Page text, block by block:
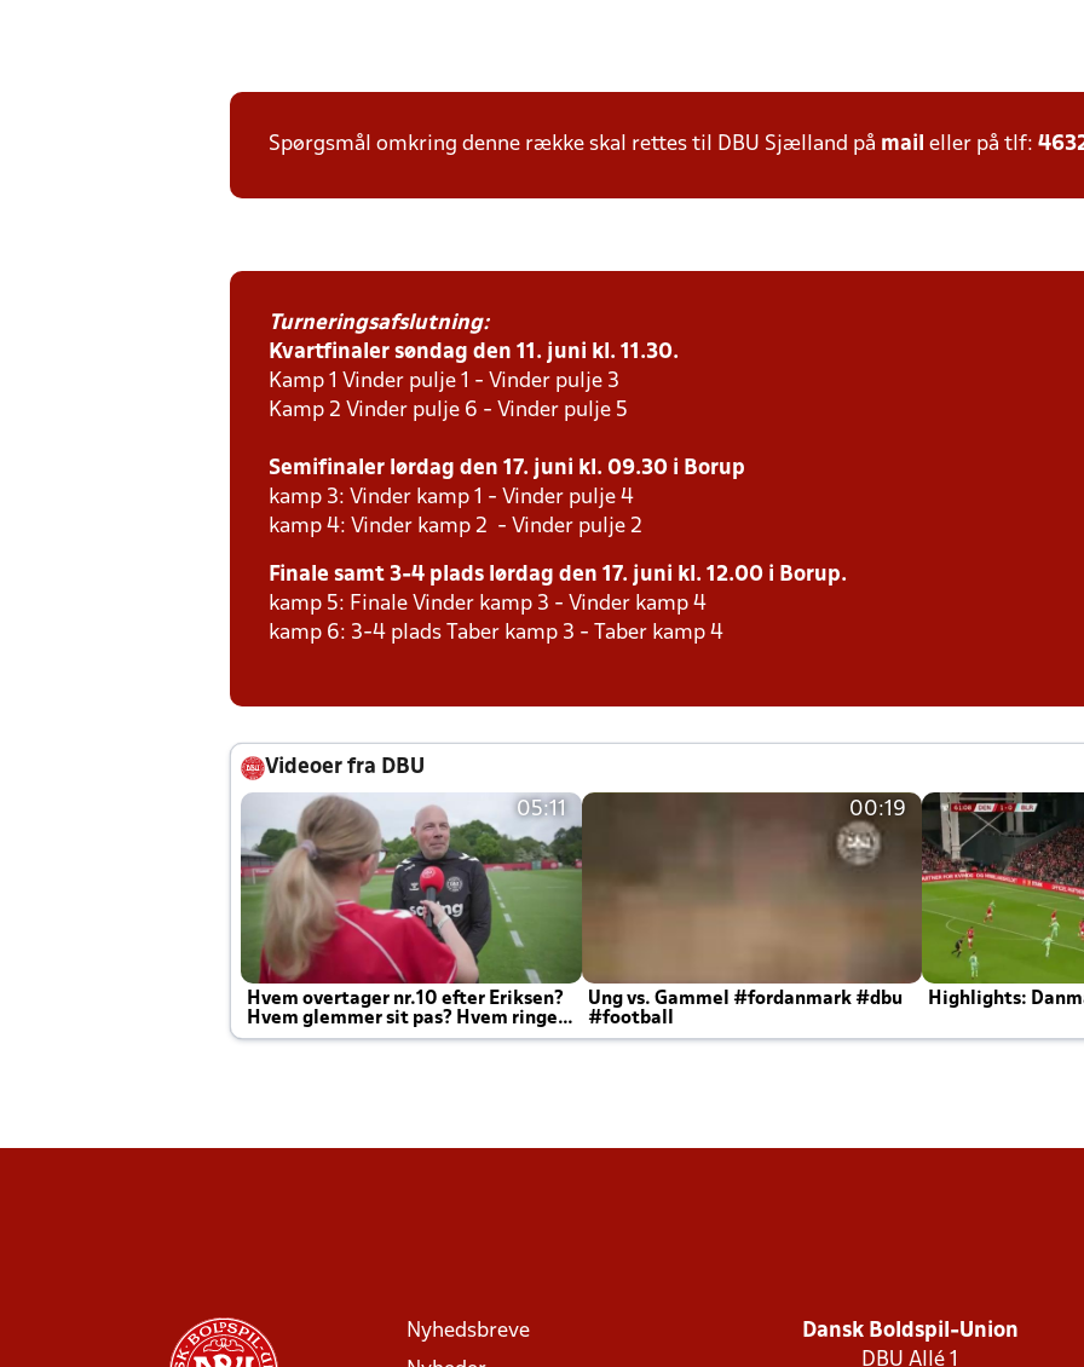
Spørgsmål omkring denne række skal rettes til DBU Sjælland på mail eller på tlf:
Turneringsafslutning:
Kvartfinaler søndag den 11. juni kl. 11.30.
Kamp 1 Vinder pulje 1 - Vinder pulje 3
Kamp 2 Vinder pulje 6 - Vinder pulje 5
Semifinaler lørdag den 17. juni kl. 09.30 i Borup
kamp 3: Vinder kamp 1 - Vinder pulje 4
kamp 4: Vinder kamp 2 - Vinder pulje 2
Finale samt 3-4 plads lørdag den 17. juni kl. 12.00 i Borup.
kamp 5: Finale Vinder kamp 3 - Vinder kamp 4
kamp 6: 3-4 plads Taber kamp 3 - Taber kamp 4
Videoer fra DBU
05:11
Hvem overtager nr.10 efter Eriksen?
Hvem glemmer sit pas? Hvem ringer
Joachim altid til efter kampe?
00:19
Ung vs. Gammel #fordanmark #dbu
#football
Highlights:
Nyhedsbreve
Dansk Boldspil-Union
DBU Allé 1